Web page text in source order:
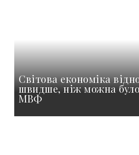
Світова економіка
швидше, ніж можна
МВФ